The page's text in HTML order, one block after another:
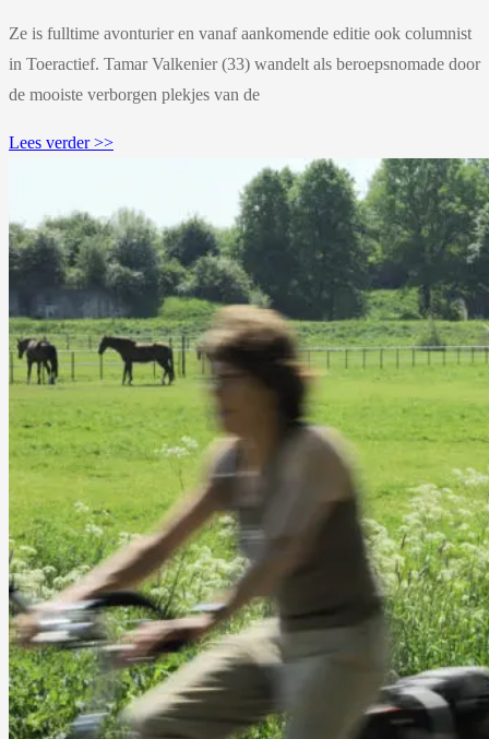
Ze is fulltime avonturier en vanaf aankomende editie ook columnist
in Toeractief. Tamar Valkenier (33) wandelt als beroepsnomade door
de mooiste verborgen plekjes van de
Lees verder >>